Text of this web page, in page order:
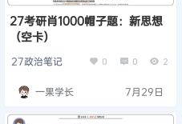
27考研肖1000帽子题：新思想
（空卡）
27政治笔记 0 0 2
一果学长 7月29日